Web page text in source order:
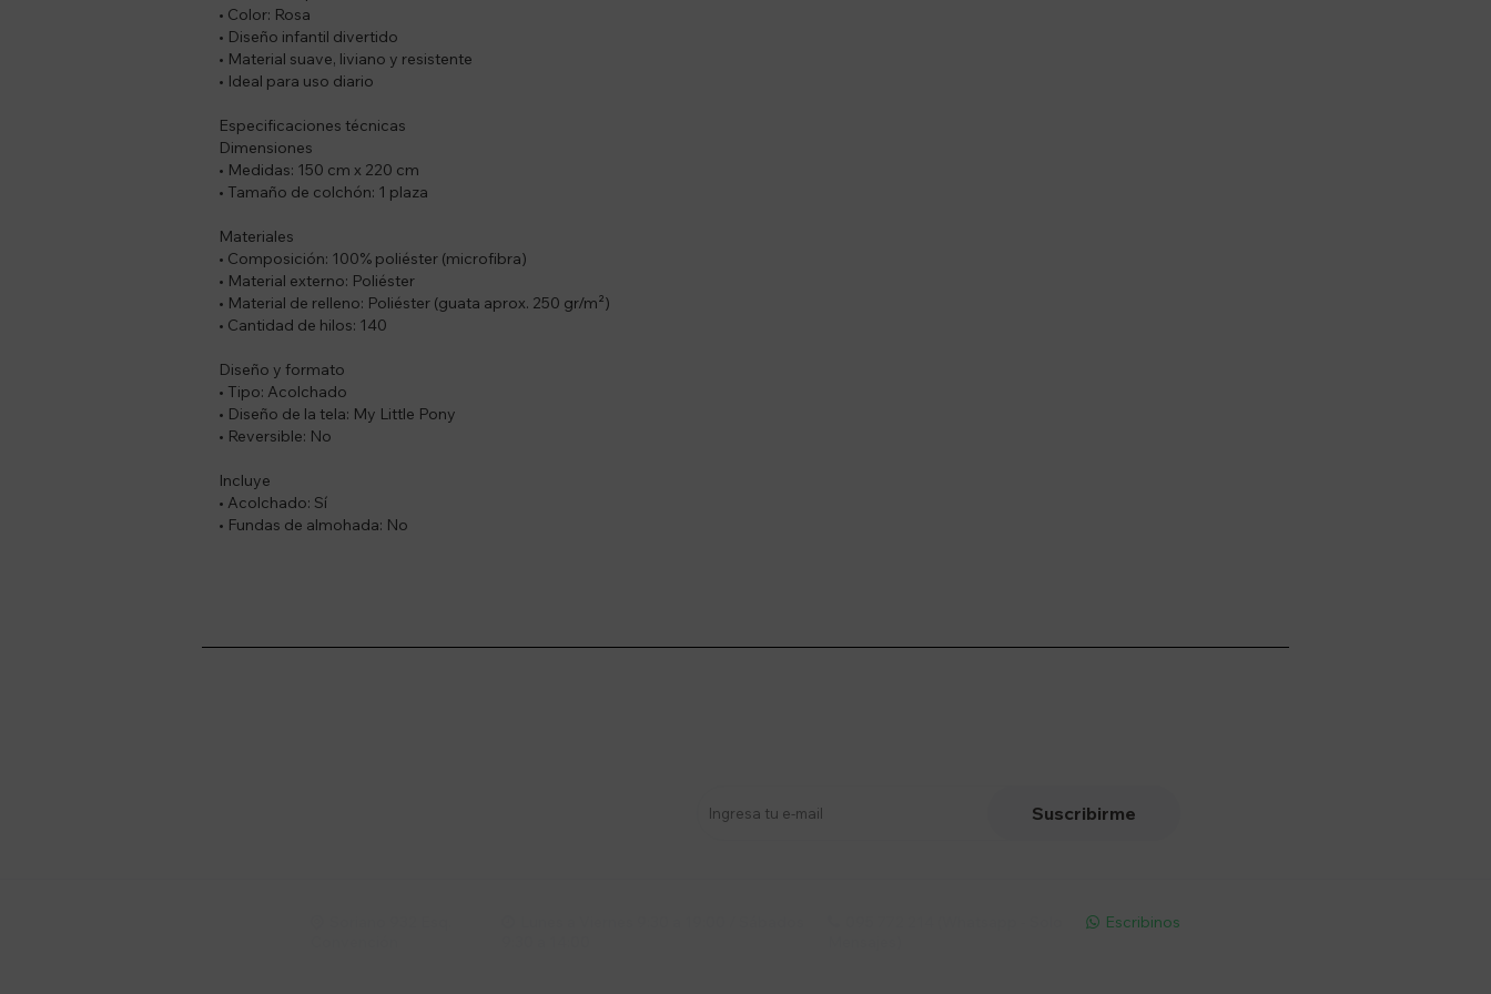
• Color: Rosa
• Diseño infantil divertido
• Material suave, liviano y resistente
• Ideal para uso diario
Especificaciones técnicas
Dimensiones
• Medidas: 150 cm x 220 cm
• Tamaño de colchón: 1 plaza
Materiales
• Composición: 100% poliéster (microfibra)
• Material externo: Poliéster
• Material de relleno: Poliéster (guata aprox. 250 gr/m²)
• Cantidad de hilos: 140
Diseño y formato
• Tipo: Acolchado
• Diseño de la tela: My Little Pony
• Reversible: No
Incluye
• Acolchado: Sí
• Fundas de almohada: No
Suscribirme
 Escribinos